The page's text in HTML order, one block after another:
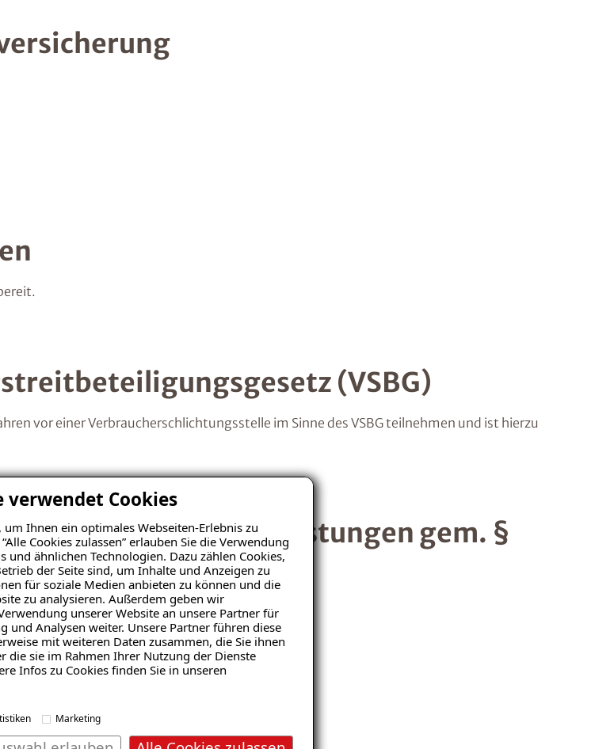
verwendet Cookies
Ihnen ein optimales Webseiten-Erlebnis zu
Cookies zulassen” erlauben Sie die Verwendung
und ähnlichen Technologien. Dazu zählen Cookies,
der Seite sind, um Inhalte und Anzeigen zu
für soziale Medien anbieten zu können und die
zu analysieren. Außerdem geben wir
unserer Website an unsere Partner für
und Analysen weiter. Unsere Partner führen diese
mit weiteren Daten zusammen, die Sie ihnen
die sie im Rahmen Ihrer Nutzung der Dienste
Infos zu Cookies finden Sie in unseren
Marketing
(VSBG)
vor einer Verbraucherschlichtungsstelle im Sinne des VSBG teilnehmen und ist hierzu
bei Bauleistungen gem. §
55 ABS. 2 RSTV